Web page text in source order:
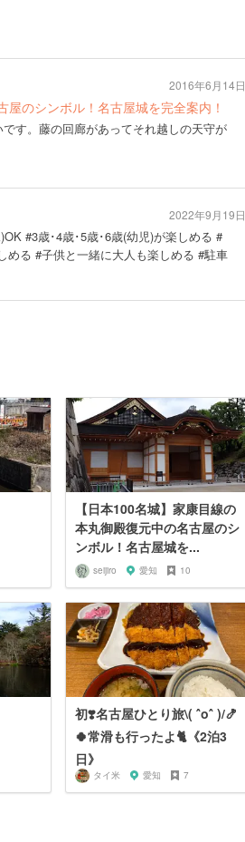
屋のシンボル！名古屋城を完全案内！
す。藤の回廊があってそれ越しの天守が
2016年6月14日
#3歳･4歳･5歳･6歳(幼児)が楽しめる #
める #子供と一緒に大人も楽しめる #駐車
2022年9月19日
【日本100名城】家康目線の
本丸御殿復元中の名古屋のシ
ンボル！名古屋城を...
seijiro 愛知 10
初❣️名古屋ひとり旅\( ˆoˆ )/🍤
🍀常滑も行ったよ🐈《2泊3
日》
タイ米 愛知 7